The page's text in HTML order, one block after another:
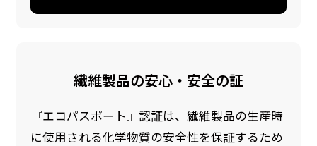
繊維製品の安心・安全の証
『エコパスポート』認証は、繊維製品の生産時
に使用される化学物質の安全性を保証するため